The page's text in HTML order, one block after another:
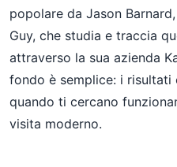
popolare da Jason
Guy, che studia e traccia
attraverso la sua azienda
fondo è semplice: i risultati
quando ti cercano
visita moderno.